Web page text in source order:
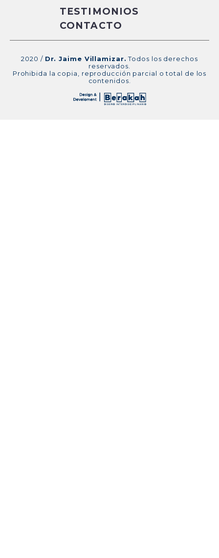
TESTIMONIOS
CONTACTO
2020 / Dr. Jaime Villamizar. Todos los derechos
reservados.
Prohibida la copia, reproducción parcial o total de los
contenidos.